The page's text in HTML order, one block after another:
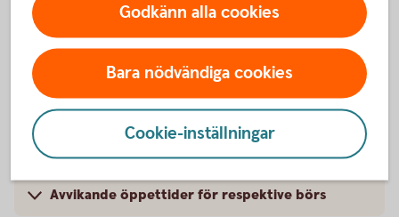
Börs/aktiemarknad Öppettider
Nasdaq
First NorthLT 09.00-15.00
Avvikande öppettider för respektive börs
Godkänn alla cookies
Bara nödvändiga cookies
Cookie-inställningar